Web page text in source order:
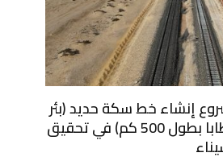
إنشاء خط سكة حديد (بئر
العبد / العريش / طابا بطول 500 كم) في تحقيق